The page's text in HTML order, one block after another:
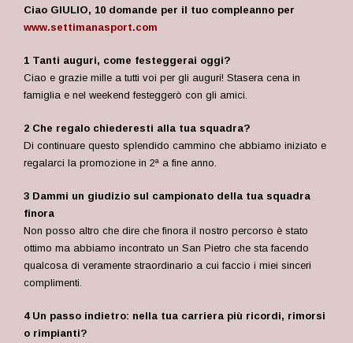
Ciao GIULIO, 10 domande per il tuo compleanno per
www.settimanasport.com
1 Tanti auguri, come festeggerai oggi?
Ciao e grazie mille a tutti voi per gli auguri! Stasera cena in
famiglia e nel weekend festeggerò con gli amici.
2 Che regalo chiederesti alla tua squadra?
Di continuare questo splendido cammino che abbiamo iniziato e
regalarci la promozione in 2ª a fine anno.
3 Dammi un giudizio sul campionato della tua squadra
finora
Non posso altro che dire che finora il nostro percorso è stato
ottimo ma abbiamo incontrato un San Pietro che sta facendo
qualcosa di veramente straordinario a cui faccio i miei sinceri
complimenti.
4 Un passo indietro: nella tua carriera più ricordi, rimorsi
o rimpianti?